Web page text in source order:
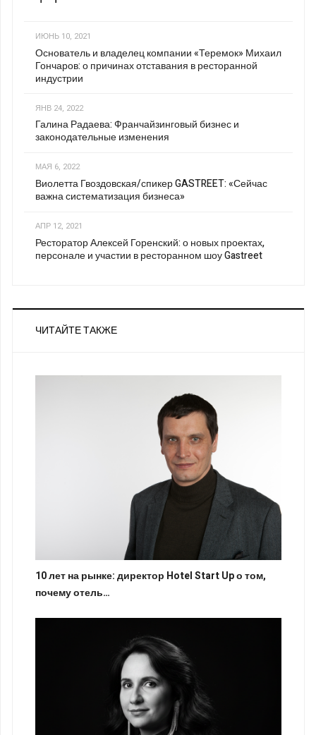
ИЮНЬ 10, 2021
Основатель и владелец компании «Теремок» Михаил
Гончаров: о причинах отставания в ресторанной
индустрии
ЯНВ 24, 2022
Галина Радаева: Франчайзинговый бизнес и
законодательные изменения
МАЯ 6, 2022
Виолетта Гвоздовская/спикер GASTREET: «Сейчас
важна систематизация бизнеса»
АПР 12, 2021
Ресторатор Алексей Горенский: о новых проектах,
персонале и участии в ресторанном шоу Gastreet
ЧИТАЙТЕ ТАКЖЕ
10 лет на рынке: директор Hotel Start Up о том,
почему отель…